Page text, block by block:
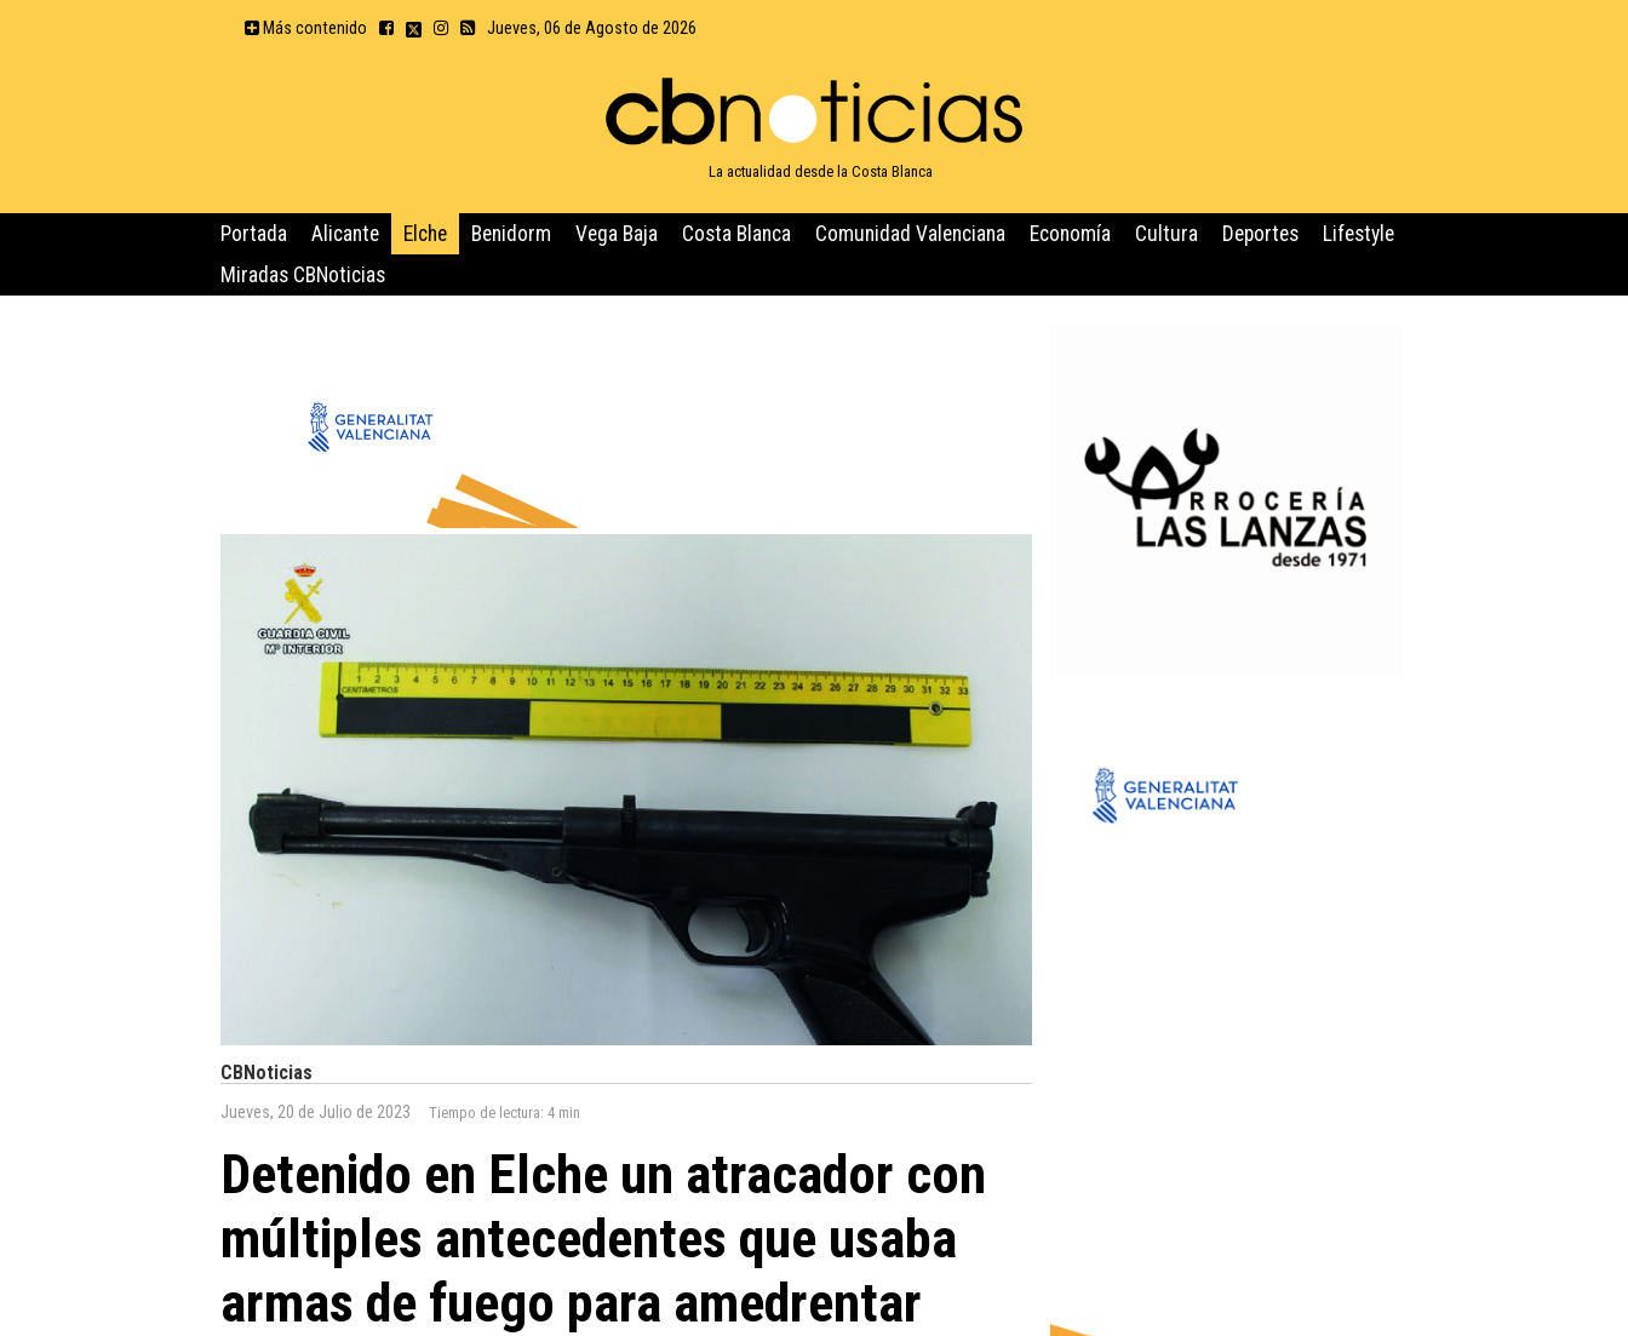
Más contenido Jueves, 06 de Agosto de 2026
La actualidad desde la Costa Blanca
Portada Alicante Elche Benidorm Vega Baja Costa Blanca Comunidad Valenciana Economía Cultura Deportes
Lifestyle
Miradas CBNoticias
CBNoticias
Jueves, 20 de Julio de 2023 Tiempo de lectura: 4 min
Detenido en Elche un atracador con
múltiples antecedentes que usaba
armas de fuego para amedrentar